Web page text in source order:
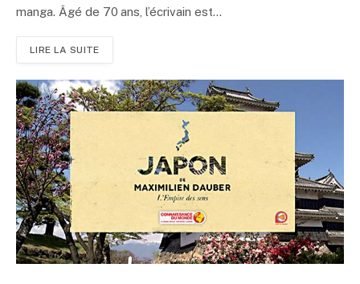
manga. Âgé de 70 ans, l’écrivain est...
LIRE LA SUITE